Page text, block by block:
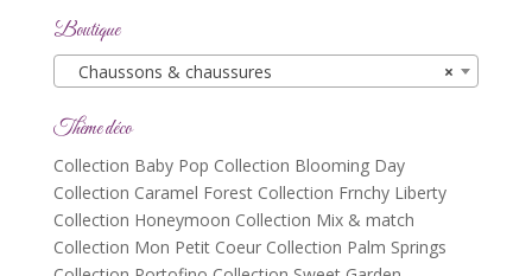
Boutique
×
Chaussons & chaussures
Thème déco
Collection Baby Pop Collection Blooming Day
Collection Caramel Forest Collection Frnchy Liberty
Collection Honeymoon Collection Mix & match
Collection Mon Petit Coeur Collection Palm Springs